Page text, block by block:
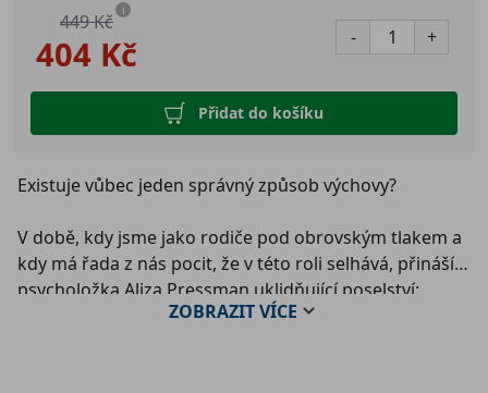
404 Kč
449 Kč i
- +
Přidat do košíku
Existuje vůbec jeden správný způsob výchovy?
V době, kdy jsme jako rodiče pod obrovským tlakem a
kdy má řada z nás pocit, že v této roli selhává, přináší
psycholožka Aliza Pressman uklidňující poselství:
skutečně dobří rodiče nejsou a ani nemohou být
ZOBRAZITVÍCE